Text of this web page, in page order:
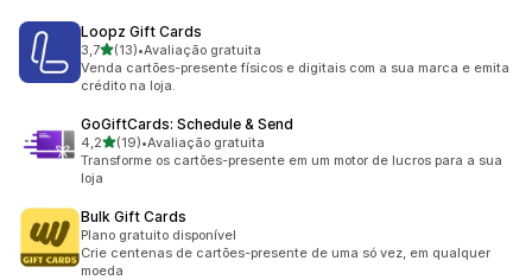
Loopz Gift Cards
3,7de 5 estrelas
(13)
13 avaliações ao todo
•Avaliação gratuita
Venda cartões-presente físicos e digitais com a sua marca e emita
crédito na loja.
GoGiftCards: Schedule & Send
4,2de 5 estrelas
(19)
19 avaliações ao todo
•Avaliação gratuita
Transforme os cartões-presente em um motor de lucros para a sua
loja
Bulk Gift Cards
Plano gratuito disponível
Crie centenas de cartões-presente de uma só vez, em qualquer
moeda